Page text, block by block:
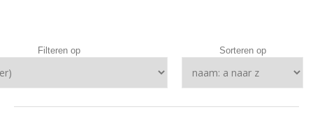
Filteren op Sorteren op